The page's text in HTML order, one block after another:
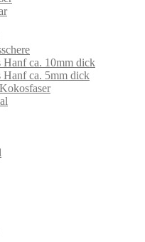
Hanf ca. 10mm dick
Hanf ca. 5mm dick